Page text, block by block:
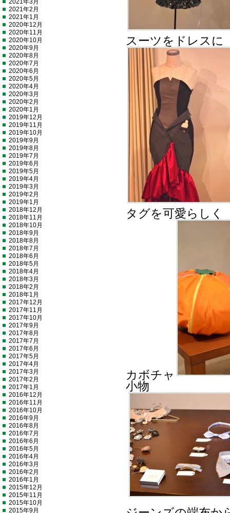
スーツをドレスに
タグを可愛らしく
カボチャ
小物
2021年3月
2021年2月
2021年1月
2020年12月
2020年11月
2020年10月
2020年9月
2020年8月
2020年7月
2020年6月
2020年5月
2020年4月
2020年3月
2020年2月
2020年1月
2019年12月
2019年11月
2019年10月
2019年9月
2019年8月
2019年7月
2019年6月
2019年5月
2019年4月
2019年3月
2019年2月
2019年1月
2018年12月
2018年11月
2018年10月
2018年9月
2018年8月
2018年7月
2018年6月
2018年5月
2018年4月
2018年3月
2018年2月
2018年1月
2017年12月
2017年11月
2017年10月
2017年9月
2017年8月
2017年7月
2017年6月
2017年5月
2017年4月
2017年3月
2017年2月
2017年1月
2016年12月
2016年11月
2016年10月
2016年9月
2016年8月
2016年7月
2016年6月
2016年5月
2016年4月
2016年3月
2016年2月
2016年1月
2015年12月
2015年11月
2015年10月
2015年9月